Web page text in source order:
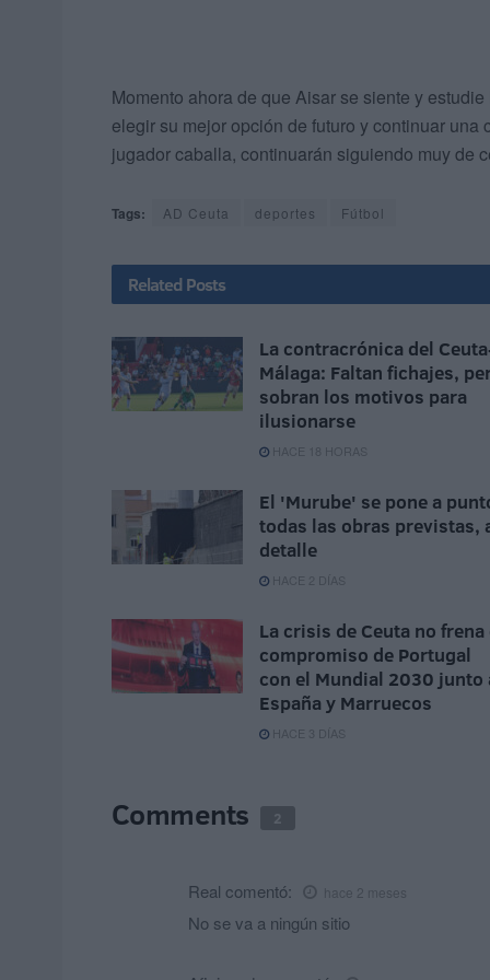
Momento ahora de que Aisar se siente y
elegir su mejor opción de futuro y continuar
jugador caballa, continuarán siguiendo muy de
Tags: AD Ceuta deportes Fútbol
Related Posts
La contracrónica del
Málaga: Faltan fichajes,
sobran los motivos para
ilusionarse
HACE 18 HORAS
El 'Murube' se pone a
todas las obras previstas,
detalle
HACE 2 DÍAS
La crisis de Ceuta no frena
compromiso de Portugal
con el Mundial 2030 junto
España y Marruecos
HACE 3 DÍAS
Comments 2
Real comentó: hace 2 meses
No se va a ningún sitio